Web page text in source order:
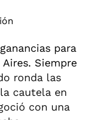
para
Siempre
ronda las
cautela en
con una